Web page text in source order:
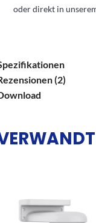
oder direkt in
(2)